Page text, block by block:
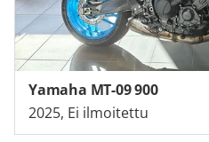
Yamaha MT-09 900
2025, Ei ilmoitettu